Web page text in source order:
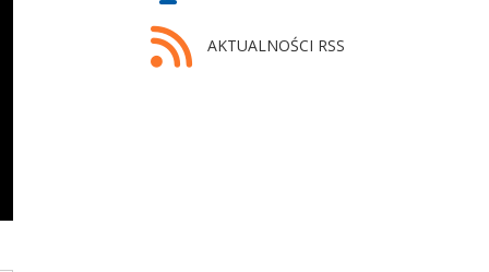
AKTUALNOŚCI RSS